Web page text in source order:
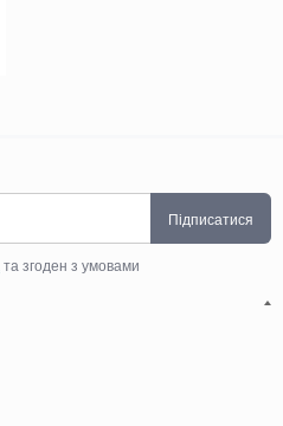
Підписатися
та згоден з умовами